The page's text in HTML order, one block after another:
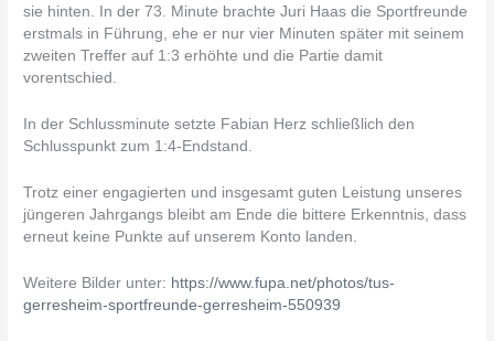
sie hinten. In der 73. Minute brachte Juri Haas die Sportfreunde
erstmals in Führung, ehe er nur vier Minuten später mit seinem
zweiten Treffer auf 1:3 erhöhte und die Partie damit
vorentschied.
In der Schlussminute setzte Fabian Herz schließlich den
Schlusspunkt zum 1:4-Endstand.
Trotz einer engagierten und insgesamt guten Leistung unseres
jüngeren Jahrgangs bleibt am Ende die bittere Erkenntnis, dass
erneut keine Punkte auf unserem Konto landen.
Weitere Bilder unter: https://www.fupa.net/photos/tus-
gerresheim-sportfreunde-gerresheim-550939